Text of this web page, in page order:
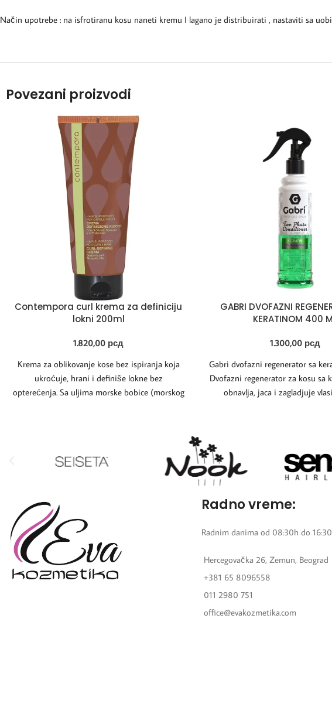
Način upotrebe : na isfrotiranu kosu naneti kremu I lagano je distribuirati , nastaviti sa
Povezani proizvodi
Contempora curl krema za definiciju
lokni 200ml
1.820,00 рсд
Krema za oblikovanje kose bez ispiranja koja
ukroćuje, hrani i definiše lokne bez
opterećenja. Sa uljima morske bobice (morskog
GABRI DVOFAZNI
KERATINOM 400
1.300,00 рсд
Gabri dvofazni regenerator sa
Dvofazni regenerator za kosu sa
obnavlja, jaca i zagladjuje
Radno vreme:
Radnim danima od 08:30h do
Hercegovačka 26, Zemun, Beograd
+381 65 8096558
011 2980 751
office@evakozmetika.com